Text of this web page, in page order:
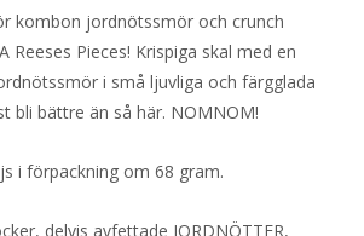
kombon jordnötssmör och crunch
Reeses Pieces! Krispiga skal med en
i små ljuvliga och färgglada
bli bättre än så här. NOMNOM!
i förpackning om 68 gram.
delvis avfettade JORDNÖTTER,